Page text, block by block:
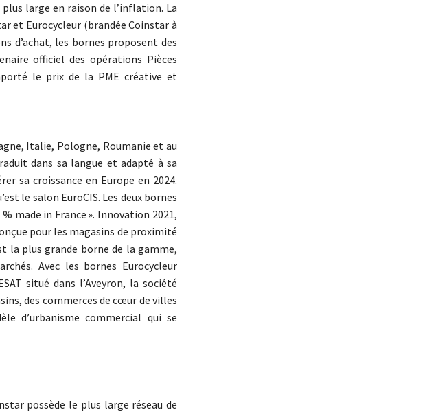
large en raison de l’inflation. La
et Eurocycleur (brandée Coinstar à
d’achat, les bornes proposent des
officiel des opérations Pièces
le prix de la PME créative et
Italie, Pologne, Roumanie et au
dans sa langue et adapté à sa
sa croissance en Europe en 2024.
le salon EuroCIS. Les deux bornes
made in France ». Innovation 2021,
pour les magasins de proximité
la plus grande borne de la gamme,
Avec les bornes Eurocycleur
situé dans l’Aveyron, la société
des commerces de cœur de villes
d’urbanisme commercial qui se
possède le plus large réseau de